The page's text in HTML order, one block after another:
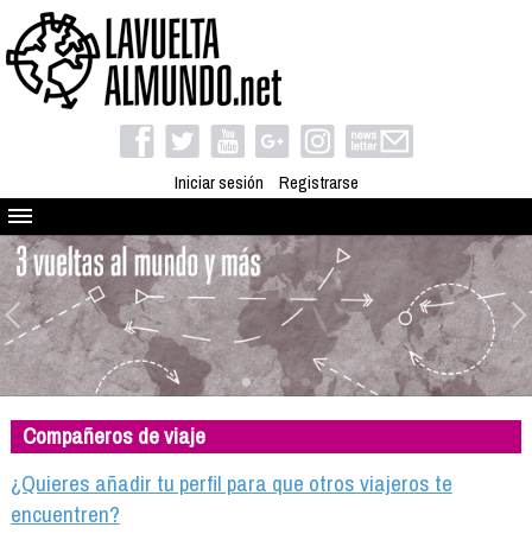
Iniciar sesión Registrarse
Quienes somos
El proyecto
Blog
Viaja con nosotros
Camino solidario
Libros
Compañeros de viaje
Compañeros de viaje
¿Quieres añadir tu perfil para que otros viajeros te
encuentren?